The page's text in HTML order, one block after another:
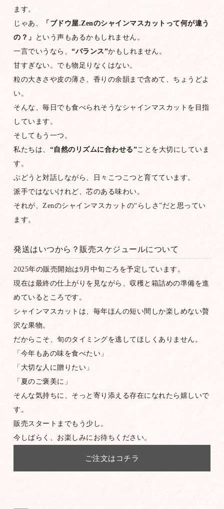
ます。
じゃあ、
「ブドウ屋.Zenのシャインマスカットって何が違う
の？」
という声もあるかもしれません。
一言でいうなら、“バランス”かもしれません。
甘すぎない。でも物足りなくはない。
粒の大きさや皮の薄さ、香りの余韻まで含めて、ちょうどよ
い。
そんな、毎日でも食べられそうなシャインマスカットを目指
しています。
そしてもう一つ。
私たちは、 “自然のリズムに合わせる”ことを大切にしていま
す。
ぶどうと対話しながら、日々こつこつと育てています。
派手ではないけれど、芯のある味わい。
それが、Zenのシャインマスカットの“らしさ”だと思ってい
ます。
発送はいつから？販売スケジュールについて
2025年の販売開始は9月中旬ごろを予定しています。
現在は最終の仕上がりを見ながら、収穫と箱詰めの準備を進
めているところです。
シャインマスカットは、毎年ほんの短い間しか楽しめない贅
沢な果物。
だからこそ、旬のタイミングを逃してほしくありません。
「今年もあの味を食べたい」
「大切な人に贈りたい」
「夏のご褒美に」
そんな気持ちに、そっと寄り添える存在になれたら嬉しいで
す。
販売スタートまでもう少し。
今しばらく、お楽しみにお待ちください。
ご注文はコチラ